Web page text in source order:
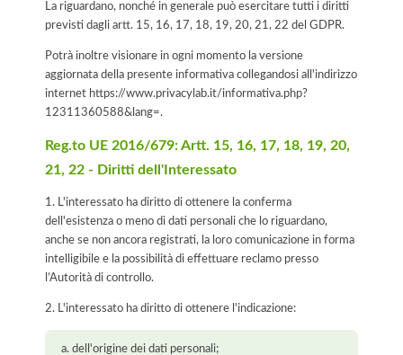
La riguardano, nonché in generale può esercitare tutti i diritti
previsti dagli artt. 15, 16, 17, 18, 19, 20, 21, 22 del GDPR.
Potrà inoltre visionare in ogni momento la versione
aggiornata della presente informativa collegandosi all'indirizzo
internet https://www.privacylab.it/informativa.php?
12311360588&lang=.
Reg.to UE 2016/679: Artt. 15, 16, 17, 18, 19, 20,
21, 22 - Diritti dell'Interessato
1. L'interessato ha diritto di ottenere la conferma
dell'esistenza o meno di dati personali che lo riguardano,
anche se non ancora registrati, la loro comunicazione in forma
intelligibile e la possibilità di effettuare reclamo presso
l’Autorità di controllo.
2. L'interessato ha diritto di ottenere l'indicazione:
dell'origine dei dati personali;